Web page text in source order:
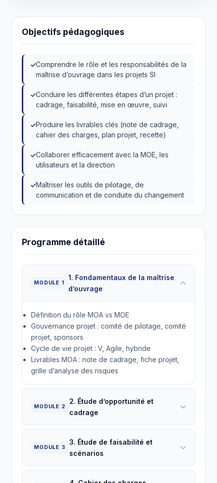
Objectifs pédagogiques
Comprendre le rôle et les responsabilités de la
maîtrise d’ouvrage dans les projets SI
Conduire les différentes étapes d’un projet :
cadrage, faisabilité, mise en œuvre, suivi
Produire les livrables clés (note de cadrage,
cahier des charges, plan projet, recette)
Collaborer efficacement avec la MOE, les
utilisateurs et la direction
Maîtriser les outils de pilotage, de
communication et de conduite du changement
Programme détaillé
MODULE 1
1. Fondamentaux de la maîtrise
d’ouvrage
Définition du rôle MOA vs MOE
Gouvernance projet : comité de pilotage, comité
projet, sponsors
Cycle de vie projet : V, Agile, hybride
Livrables MOA : note de cadrage, fiche projet,
grille d’analyse des risques
MODULE 2
2. Étude d’opportunité et
cadrage
MODULE 3
3. Étude de faisabilité et
scénarios